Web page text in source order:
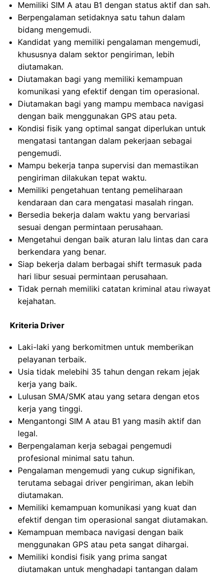
Memiliki SIM A atau B1 dengan status aktif dan sah.
Berpengalaman setidaknya satu tahun dalam
bidang mengemudi.
Kandidat yang memiliki pengalaman mengemudi,
khususnya dalam sektor pengiriman, lebih
diutamakan.
Diutamakan bagi yang memiliki kemampuan
komunikasi yang efektif dengan tim operasional.
Diutamakan bagi yang mampu membaca navigasi
dengan baik menggunakan GPS atau peta.
Kondisi fisik yang optimal sangat diperlukan untuk
mengatasi tantangan dalam pekerjaan sebagai
pengemudi.
Mampu bekerja tanpa supervisi dan memastikan
pengiriman dilakukan tepat waktu.
Memiliki pengetahuan tentang pemeliharaan
kendaraan dan cara mengatasi masalah ringan.
Bersedia bekerja dalam waktu yang bervariasi
sesuai dengan permintaan perusahaan.
Mengetahui dengan baik aturan lalu lintas dan cara
berkendara yang benar.
Siap bekerja dalam berbagai shift termasuk pada
hari libur sesuai permintaan perusahaan.
Tidak pernah memiliki catatan kriminal atau riwayat
kejahatan.
Kriteria Driver
Laki-laki yang berkomitmen untuk memberikan
pelayanan terbaik.
Usia tidak melebihi 35 tahun dengan rekam jejak
kerja yang baik.
Lulusan SMA/SMK atau yang setara dengan etos
kerja yang tinggi.
Mengantongi SIM A atau B1 yang masih aktif dan
legal.
Berpengalaman kerja sebagai pengemudi
profesional minimal satu tahun.
Pengalaman mengemudi yang cukup signifikan,
terutama sebagai driver pengiriman, akan lebih
diutamakan.
Memiliki kemampuan komunikasi yang kuat dan
efektif dengan tim operasional sangat diutamakan.
Kemampuan membaca navigasi dengan baik
menggunakan GPS atau peta sangat dihargai.
Memiliki kondisi fisik yang prima sangat
diutamakan untuk menghadapi tantangan dalam